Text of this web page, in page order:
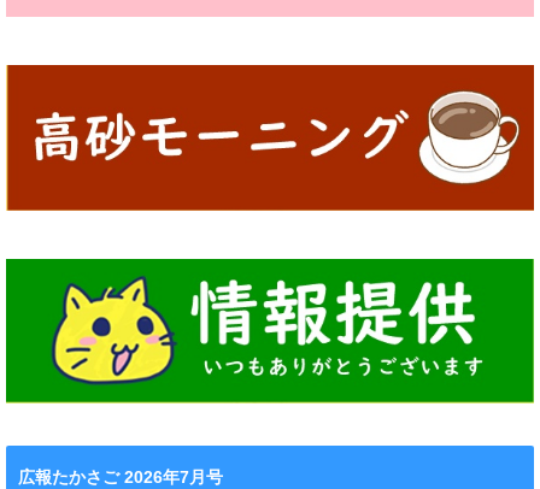
広報たかさご 2026年7月号